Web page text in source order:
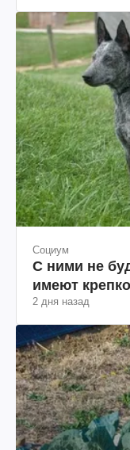
"ЮКОСа"
Социум
С ними не
имеют
2 дня назад